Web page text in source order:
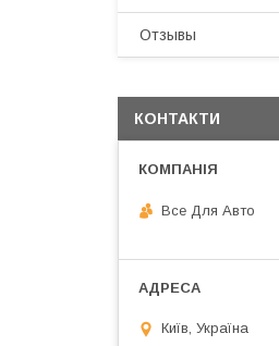
Отзывы
КОНТАКТИ
Все Для Авто
Київ, Україна